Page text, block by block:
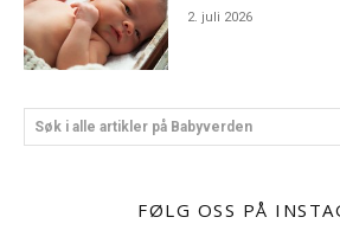
2. juli 2026
Søk i alle artikler på Babyverden
FØLG OSS PÅ